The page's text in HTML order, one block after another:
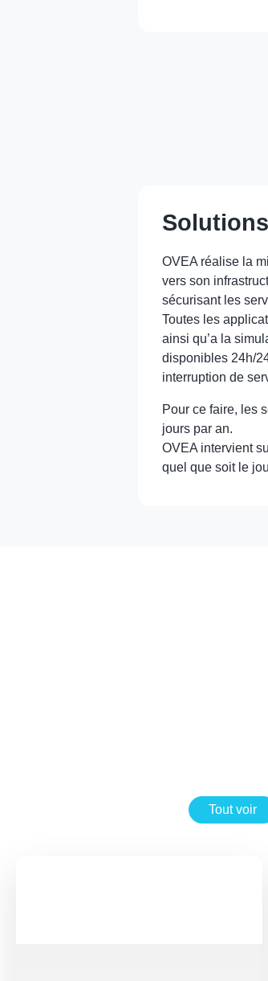
Solutions
OVEA réalise la
vers son
sécurisant les
Toutes les
ainsi qu’a la
disponibles 24h/
interruption de
Pour ce faire, les
jours par an.
OVEA intervient
quel que soit le
Tout voir